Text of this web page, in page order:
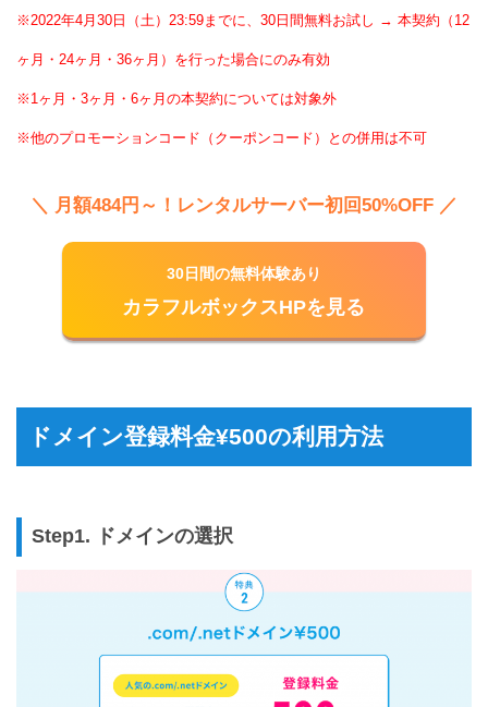
※2022年4月30日（土）23:59までに、30日間無料お試し → 本契約（12
ヶ月・24ヶ月・36ヶ月）を行った場合にのみ有効
※1ヶ月・3ヶ月・6ヶ月の本契約については対象外
※他のプロモーションコード（クーポンコード）との併用は不可
＼ 月額484円～！レンタルサーバー初回50%OFF ／
30日間の無料体験あり
カラフルボックスHPを見る
ドメイン登録料金¥500の利用方法
Step1. ドメインの選択